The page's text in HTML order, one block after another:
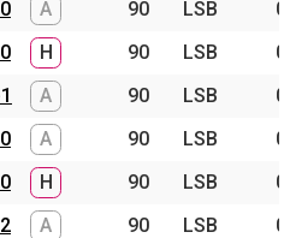
A 90 LSB
H 90 LSB
A 90 LSB
A 90 LSB
H 90 LSB
A 90 LSB